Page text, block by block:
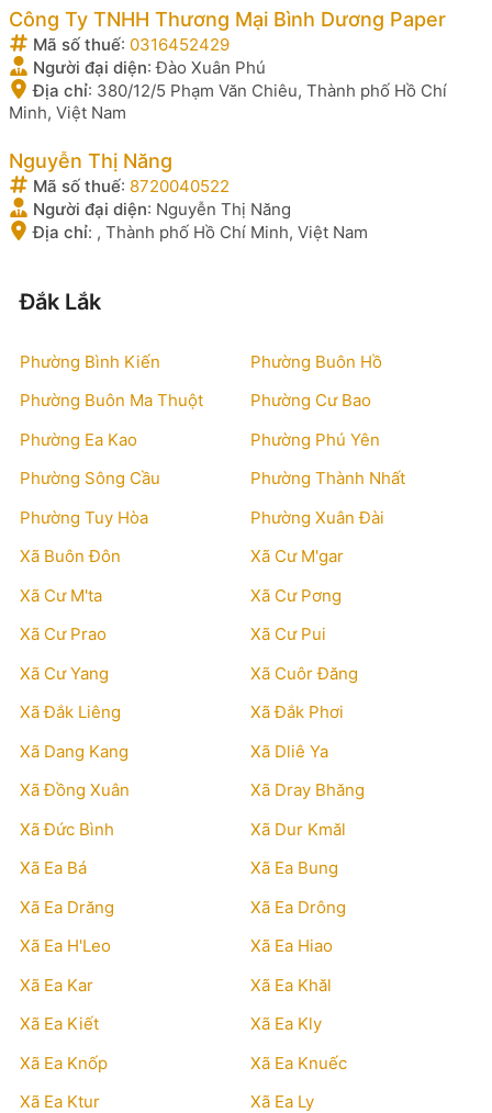
Công Ty TNHH Thương Mại Bình Dương Paper
Mã số thuế: 0316452429
Người đại diện:Đào Xuân Phú
Địa chỉ: 380/12/5 Phạm Văn Chiêu, Thành phố Hồ Chí
Minh, Việt Nam
Nguyễn Thị Năng
Mã số thuế: 8720040522
Người đại diện: Nguyễn Thị Năng
Địa chỉ: , Thành phố Hồ Chí Minh, Việt Nam
Đắk Lắk
Phường Bình Kiến
Phường Buôn Hồ
Phường Buôn Ma Thuột
Phường Cư Bao
Phường Ea Kao
Phường Phú Yên
Phường Sông Cầu
Phường Thành Nhất
Phường Tuy Hòa
Phường Xuân Đài
Xã Buôn Đôn
Xã Cư M'gar
Xã Cư M'ta
Xã Cư Pơng
Xã Cư Prao
Xã Cư Pui
Xã Cư Yang
Xã Cuôr Đăng
Xã Đắk Liêng
Xã Đắk Phơi
Xã Dang Kang
Xã Dliê Ya
Xã Đồng Xuân
Xã Dray Bhăng
Xã Đức Bình
Xã Dur Kmăl
Xã Ea Bá
Xã Ea Bung
Xã Ea Drăng
Xã Ea Drông
Xã Ea H'Leo
Xã Ea Hiao
Xã Ea Kar
Xã Ea Khăl
Xã Ea Kiết
Xã Ea Kly
Xã Ea Knốp
Xã Ea Knuếc
Xã Ea Ktur
Xã Ea Ly